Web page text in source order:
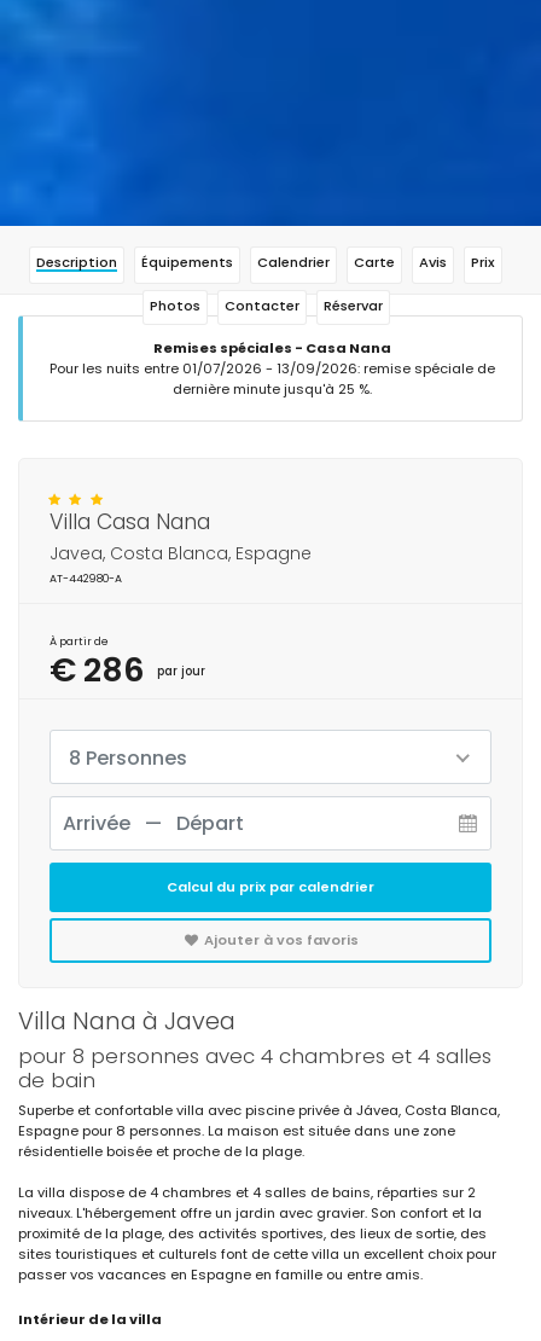
Description Équipements Calendrier Carte Avis Prix
Photos Contacter Réservar
Remises spéciales - Casa Nana
Pour les nuits entre 01/07/2026 - 13/09/2026: remise spéciale de
dernière minute jusqu'à 25 %.
Villa Nana à Javea
pour 8 personnes avec 4 chambres et 4 salles
de bain
Superbe et confortable villa avec piscine privée à Jávea, Costa Blanca,
Espagne pour 8 personnes. La maison est située dans une zone
résidentielle boisée et proche de la plage.
La villa dispose de 4 chambres et 4 salles de bains, réparties sur 2
niveaux. L'hébergement offre un jardin avec gravier. Son confort et la
proximité de la plage, des activités sportives, des lieux de sortie, des
sites touristiques et culturels font de cette villa un excellent choix pour
passer vos vacances en Espagne en famille ou entre amis.
Intérieur de la villa
Villa Casa Nana
Javea, Costa Blanca, Espagne
AT-442980-A
À partir de
€ 286 par jour
8 Personnes
Calcul du prix par calendrier
Ajouter à vos favoris